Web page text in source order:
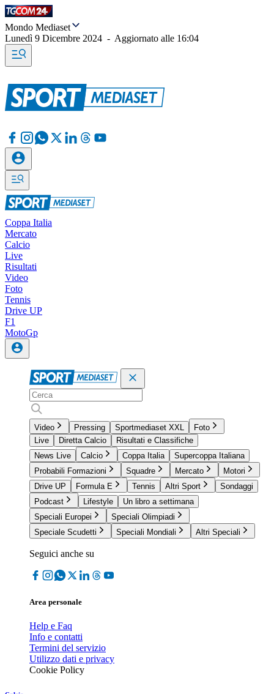
Mondo Mediaset
Lunedì 9 Dicembre 2024 - Aggiornato alle 16:04
Coppa Italia
Mercato
Calcio
Live
Risultati
Video
Foto
Tennis
Drive UP
F1
MotoGp
Video Pressing Sportmediaset XXL
Foto
Live
Diretta Calcio
Risultati e Classifiche
News Live
Calcio Coppa Italia
Supercoppa Italiana
Probabili Formazioni
Squadre Mercato
Motori
Drive UP
Formula E Tennis Altri Sport
Sondaggi
Podcast
Lifestyle
Un libro a settimana
Speciali Europei
Speciali Olimpiadi
Speciale Scudetti
Speciali Mondiali Altri Speciali
Seguici anche su
Area personale
Help e Faq
Info e contatti
Termini del servizio
Utilizzo dati e privacy
Cookie Policy